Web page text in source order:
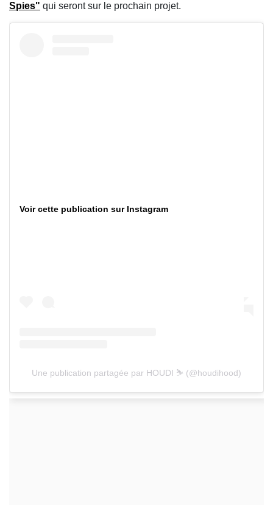
Spies" qui seront sur le prochain projet.
Voir cette publication sur Instagram
Une publication partagée par HOUDI ⛷️ (@houdihood)